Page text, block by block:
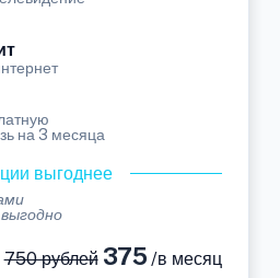
на 3 месяца
выгоднее
750 рублей375 /в месяц